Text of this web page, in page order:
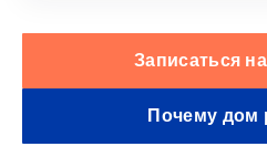
Записаться
Почему дом